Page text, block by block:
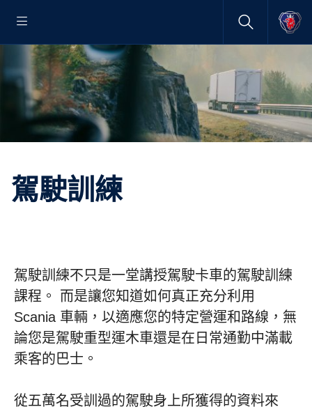
駕駛訓練
駕駛訓練不只是一堂講授駕駛卡車的駕駛訓練
課程。 而是讓您知道如何真正充分利用
Scania 車輛，以適應您的特定營運和路線，無
論您是駕駛重型運木車還是在日常通勤中滿載
乘客的巴士。
從五萬名受訓過的駕駛身上所獲得的資料來